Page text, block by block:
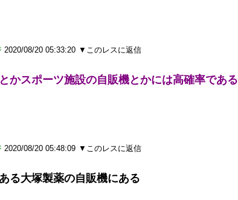
2020/08/20 05:33:20 ▼このレスに返信
かスポーツ施設の自販機とかには高確率である
2020/08/20 05:48:09 ▼このレスに返信
る大塚製薬の自販機にある